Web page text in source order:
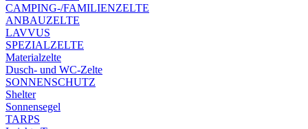
CAMPING-/FAMILIENZELTE
ANBAUZELTE
LAVVUS
SPEZIALZELTE
Materialzelte
Dusch- und WC-Zelte
SONNENSCHUTZ
Shelter
Sonnensegel
TARPS